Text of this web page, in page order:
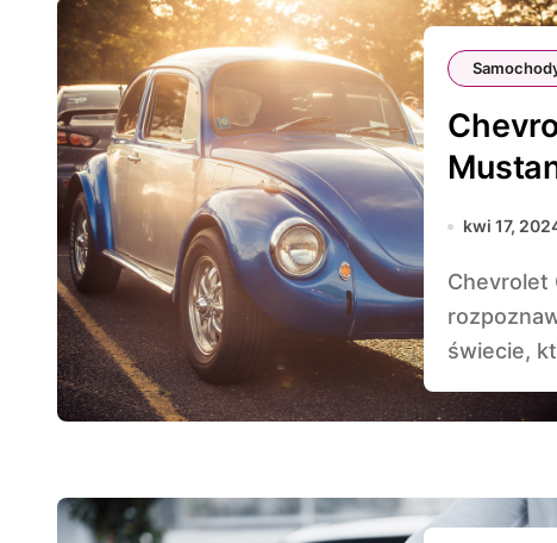
kwi 17,
Chevrolet Camaro to jeden z najbardziej
świecie,